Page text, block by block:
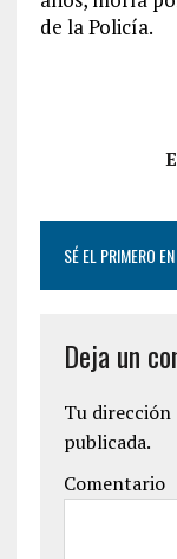
de la Policía.
SÉ EL PRIMERO
Deja un
Tu
publicada.
Comentario